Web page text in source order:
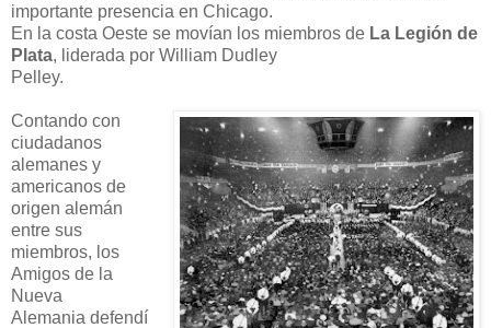
importante presencia en Chicago.
En la costa Oeste se movían los miembros de La Legión de
Plata, liderada por William Dudley
Pelley.
Contando con
ciudadanos
alemanes y
americanos de
origen alemán
entre sus
miembros, los
Amigos de la
Nueva
Alemania defendí